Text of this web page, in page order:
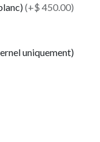
(+$ 450.00)
uniquement)